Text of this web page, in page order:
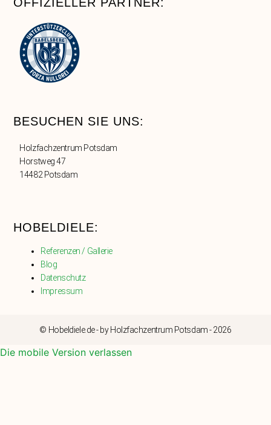
OFFIZIELLER PARTNER:
BESUCHEN SIE UNS:
Holzfachzentrum Potsdam
Horstweg 47
14482 Potsdam
HOBELDIELE:
Referenzen / Gallerie
Blog
Datenschutz
Impressum
© Hobeldiele.de - by Holzfachzentrum Potsdam - 2026
Die mobile Version verlassen